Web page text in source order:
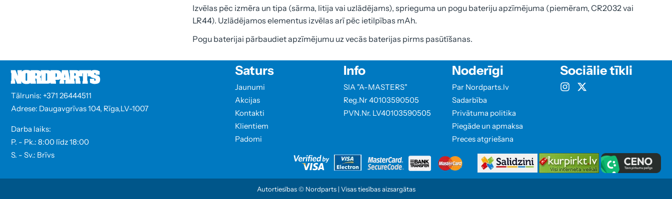
Izvēlas pēc izmēra un tipa (sārma, litija vai uzlādējams), sprieguma un pogu bateriju apzīmējuma (piemēram, CR2032 vai
LR44). Uzlādējamos elementus izvēlas arī pēc ietilpības mAh.
Pogu baterijai pārbaudiet apzīmējumu uz vecās baterijas pirms pasūtīšanas.
Tālrunis: +371 26444511
Adrese: Daugavgrīvas 104, Rīga,LV-1007
Darba laiks:
P. - Pk.: 8:00 līdz 18:00
S. - Sv.: Brīvs
Saturs
Jaunumi
Akcijas
Kontakti
Klientiem
Padomi
Info
SIA "A-MASTERS"
Reg.Nr 40103590505
PVN.Nr. LV40103590505
Noderīgi
Par Nordparts.lv
Sadarbība
Privātuma politika
Piegāde un apmaksa
Preces atgriešana
Sociālie tīkli
Autortiesības © Nordparts | Visas tiesības aizsargātas